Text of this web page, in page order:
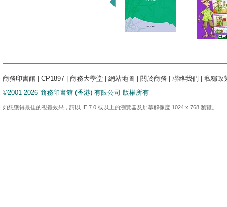
商務印書館 CP1897 商務大學堂 網站地圖 關於商務 聯絡我們
私穩政
©2001-2026 商務印書館 (香港) 有限公司 版權所有
如想獲得最佳的視覺效果，請以 IE 7.0 或以上的瀏覽器及屏幕解像度 1024 x 768 瀏覽。